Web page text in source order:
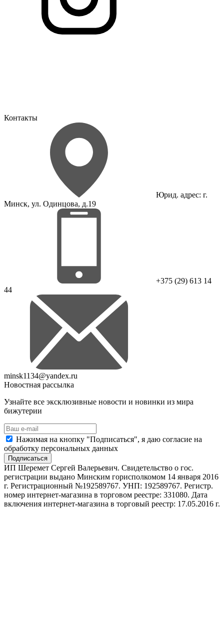
Контакты
Юрид. адрес: г.
Минск, ул. Одинцова, д.19
+375 (29) 613 14
44
minsk1134@yandex.ru
Новостная рассылка
Узнайте все эксклюзивные новости и новинки из мира
бижутерии
Нажимая на кнопку "Подписаться", я даю согласие на
обработку персональных данных
Подписаться
ИП Шеремет Сергей Валерьевич. Свидетельство о гос.
регистрации выдано Минским горисполкомом 14 января 2016
г. Регистрационный №192589767. УНП: 192589767. Регистр.
номер интернет-магазина в торговом реестре: 331080. Дата
включения интернет-магазина в торговый реестр: 17.05.2016 г.